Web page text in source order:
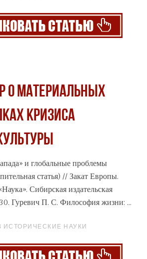
О МАТЕРИАЛЬНЫХ
КРИЗИСА
и глобальные проблемы
статья) // Закат Европы.
». Сибирская издательская
Гуревич П. С. Философия жизни: ...
НАУКИ